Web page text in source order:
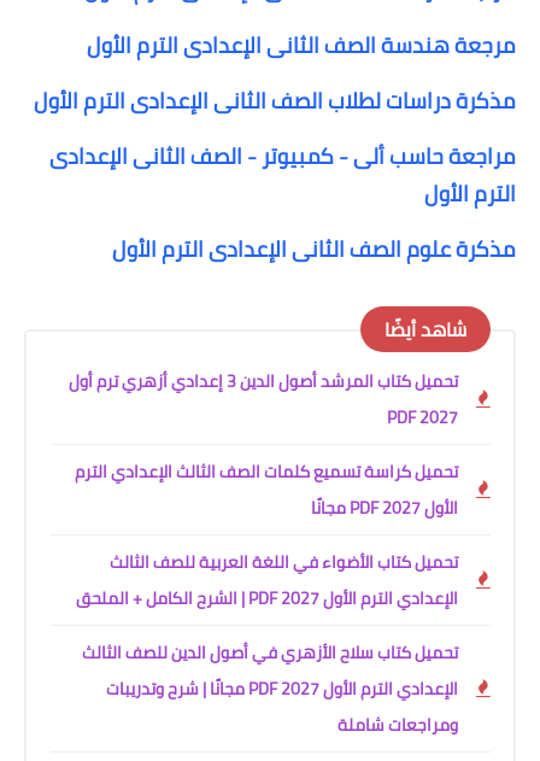
مرجعة هندسة الصف الثانى الإعدادى الترم الأول
مذكرة دراسات لطلاب الصف الثانى الإعدادى الترم الأول
مراجعة حاسب ألى - كمبيوتر - الصف الثانى الإعدادى
الترم الأول
مذكرة علوم الصف الثانى الإعدادى الترم الأول
شاهد أيضًا
تحميل كتاب المرشد أصول الدين 3 إعدادي أزهري ترم أول
2027 PDF
تحميل كراسة تسميع كلمات الصف الثالث الإعدادي الترم
الأول 2027 PDF مجانًا
تحميل كتاب الأضواء في اللغة العربية للصف الثالث
الإعدادي الترم الأول 2027 PDF | الشرح الكامل + الملحق
تحميل كتاب سلاح الأزهري في أصول الدين للصف الثالث
الإعدادي الترم الأول 2027 PDF مجانًا | شرح وتدريبات
ومراجعات شاملة